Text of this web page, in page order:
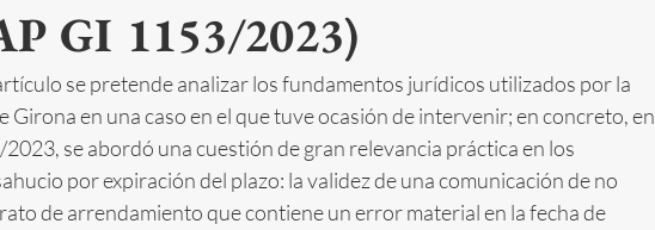
GI 1153/2023)
se pretende analizar los fundamentos jurídicos utilizados por la
Girona en una caso en el que tuve ocasión de intervenir; en concreto, en
se abordó una cuestión de gran relevancia práctica en los
por expiración del plazo: la validez de una comunicación de no
de arrendamiento que contiene un error material en la fecha de